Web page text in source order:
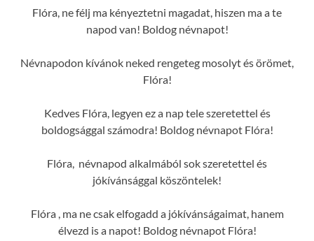
Flóra, ne félj ma kényeztetni magadat, hiszen ma a te
napod van! Boldog névnapot!
Névnapodon kívánok neked rengeteg mosolyt és örömet,
Flóra!
Kedves Flóra, legyen ez a nap tele szeretettel és
boldogsággal számodra! Boldog névnapot Flóra!
Flóra, névnapod alkalmából sok szeretettel és
jókívánsággal köszöntelek!
Flóra , ma ne csak elfogadd a jókívánságaimat, hanem
élvezd is a napot! Boldog névnapot Flóra!